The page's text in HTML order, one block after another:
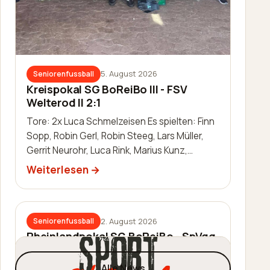
Seniorenfussball 5. August 2026
Kreispokal SG BoReiBo III - FSV
Welterod II 2:1
Tore: 2x Luca Schmelzeisen Es spielten: Finn
Sopp, Robin Gerl, Robin Steeg, Lars Müller,
Gerrit Neurohr, Luca Rink, Marius Kunz,
Manuel Häuser, Lukas Schleis,…
Weiterlesen
Seniorenfussball 2. August 2026
Rheinlandpokal SG BoReiBo - SpVgg.
EGC Wirges 1:2